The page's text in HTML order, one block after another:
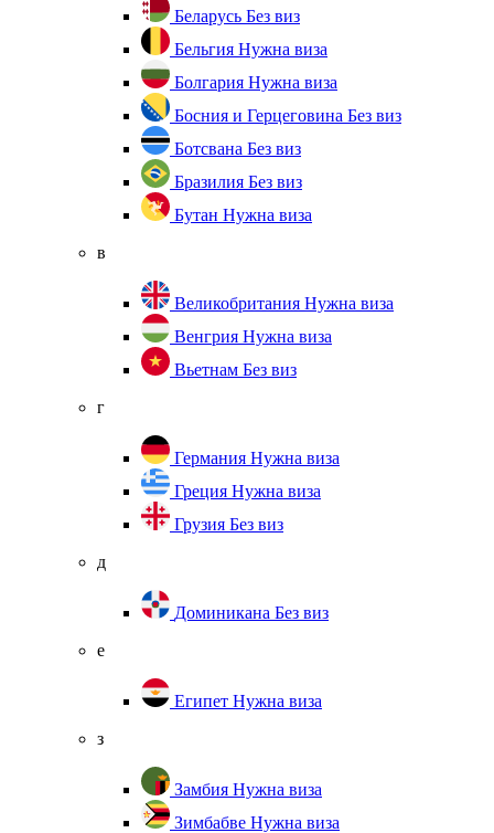
Беларусь Без виз
Бельгия Нужна виза
Болгария Нужна виза
Босния и Герцеговина Без виз
Ботсвана Без виз
Бразилия Без виз
Бутан Нужна виза
в
Великобритания Нужна виза
Венгрия Нужна виза
Вьетнам Без виз
г
Германия Нужна виза
Греция Нужна виза
Грузия Без виз
д
Доминикана Без виз
е
Египет Нужна виза
з
Замбия Нужна виза
Зимбабве Нужна виза